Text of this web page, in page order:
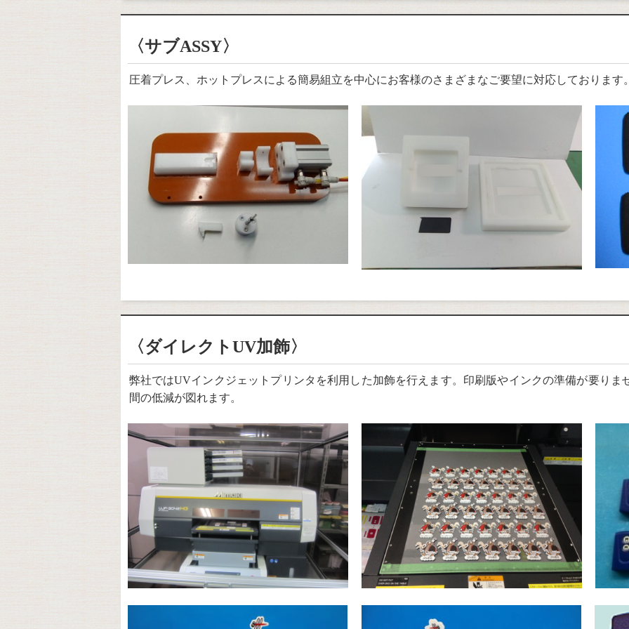
〈サブASSY〉
圧着プレス、ホットプレスによる簡易組立を中心にお客様のさまざまなご要望に対応しております
〈ダイレクトUV加飾〉
弊社ではUVインクジェットプリンタを利用した加飾を行えます。印刷版やインクの準備が要りま
間の低減が図れます。